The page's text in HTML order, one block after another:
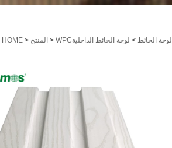
HOME > المنتج > WPCلوحة الحائط > لوحة الحائط الداخلية